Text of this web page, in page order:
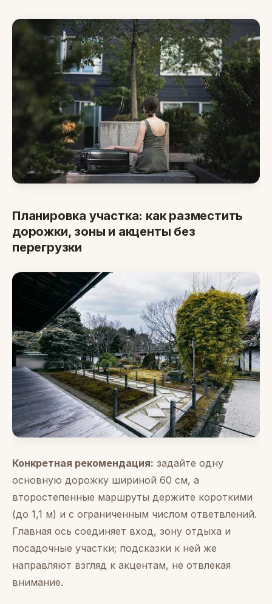
Планировка участка: как разместить
дорожки, зоны и акценты без
перегрузки
Конкретная рекомендация: задайте одну
основную дорожку шириной 60 см, а
второстепенные маршруты держите короткими
(до 1,1 м) и с ограниченным числом ответвлений.
Главная ось соединяет вход, зону отдыха и
посадочные участки; подсказки к ней же
направляют взгляд к акцентам, не отвлекая
внимание.